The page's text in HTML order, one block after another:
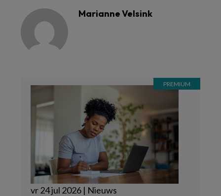
Marianne Velsink
vr 24 jul 2026 | Nieuws